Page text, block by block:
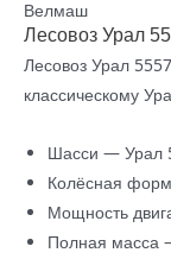
Велмаш
Лесовоз Урал
Лесовоз Урал
классическому
Шасси — Урал
Колёсная
Мощность
Полная масса